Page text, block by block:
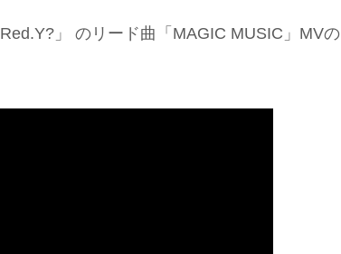
」 のリード曲「MAGIC MUSIC」MVの